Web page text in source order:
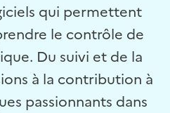
qui permettent
le contrôle de
Du suivi et de la
à la contribution à
passionnants dans